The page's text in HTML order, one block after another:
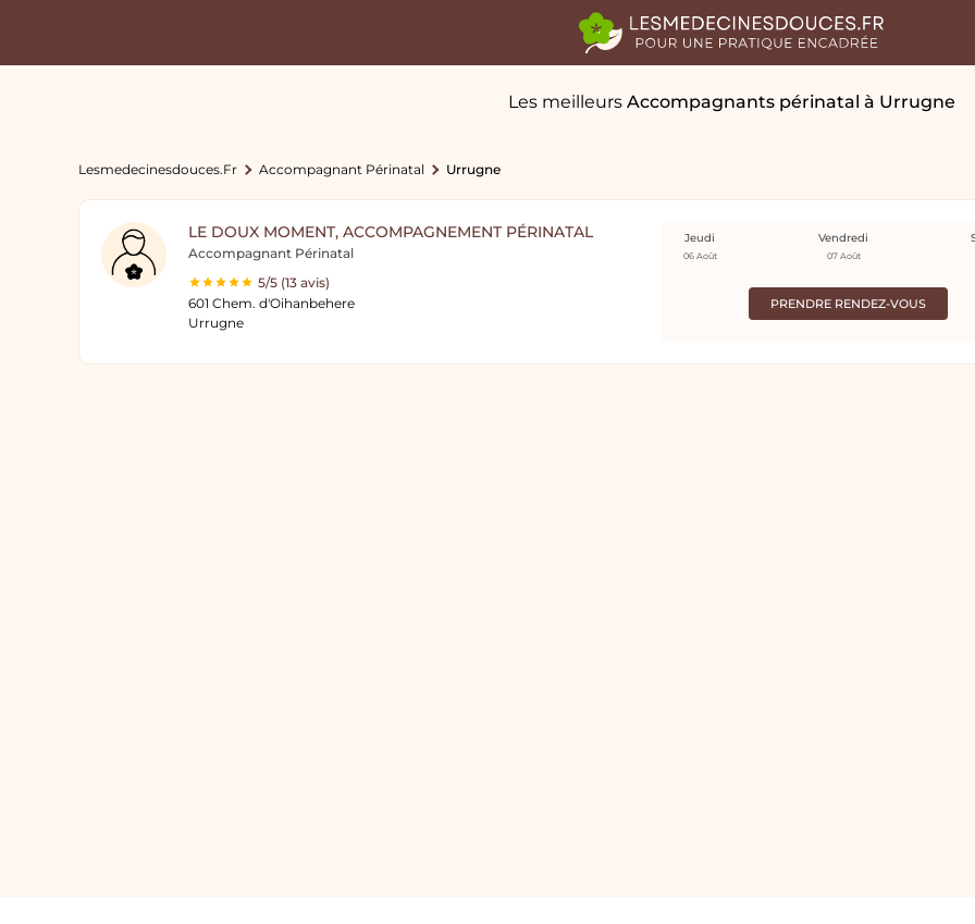
Les meilleurs Accompagnants périnatal à Urrugne
Lesmedecinesdouces.fr Accompagnant Périnatal Urrugne
LE DOUX MOMENT, ACCOMPAGNEMENT PÉRINATAL
Accompagnant Périnatal
5/5 (13 avis)
601 Chem. d'Oihanbehere
Urrugne
PRENDRE RENDEZ-VOUS
Jeudi
06 Août
Vendredi
07 Août